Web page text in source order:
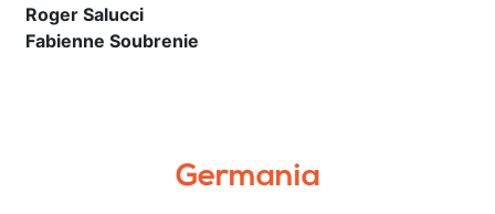
Roger Salucci
Fabienne Soubrenie
Germania